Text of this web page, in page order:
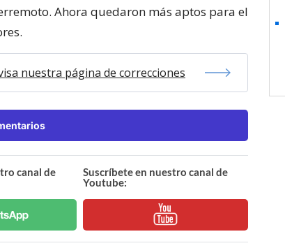
Ahora quedaron más aptos para el
nuestra página de correcciones
canal de
Suscríbete en nuestro canal de
Youtube: